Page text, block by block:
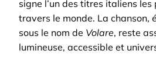
signe l’un des titres italiens les
travers le monde. La chanson,
sous le nom de Volare, reste
lumineuse, accessible et